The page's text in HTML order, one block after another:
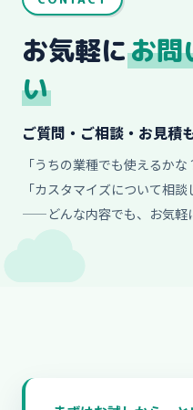
お気軽にお問
い
ご質問・ご相談・お見積
「うちの業種でも使えるか
「カスタマイズについて相談
——どんな内容でも、お気軽